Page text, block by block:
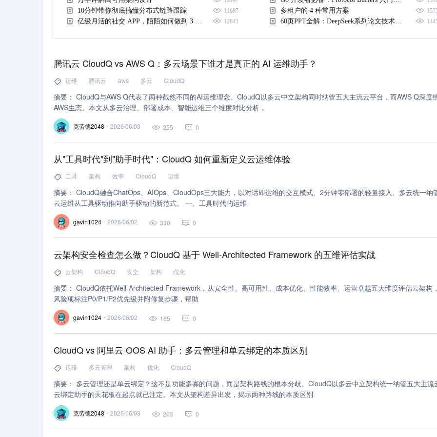
10分钟带你彻底搞懂分布式链路跟踪 11687 多租户的 4 种常用方案
亿级月活的社交 APP，陌陌如何做到 3 分钟定位故障？ 12841 60页PPT全解：DeepSeek系列论文技术要点整理
腾讯云 CloudQ vs AWS Q：多云场景下谁才是真正的 AI 运维助手？
运维 腾讯云 aws 多云 CloudQ
摘要： CloudQ与AWS Q代表了两种截然不同的AI运维理念。CloudQ以多云中立架构同时纳管五大主流云平台，而AWS Q深度
AWS生态。本文从多云治理、部署成本、智能运维三个维度对比分析，
克劳德2048 2026/06/03 255 0
从"工具时代"到"助手时代"：CloudQ 如何重新定义云运维体验
工具 架构 效率 CloudQ 运维
摘要： CloudQ融合ChatOps、AIOps、CloudOps三大能力，以对话即运维的交互模式、2分钟零部署的轻量接入、多云统一纳
云运维从工具驱动推向助手驱动的新范式。 一、工具时代的运维
gavin1024 2026/06/02 330 0
云架构安全检查怎么做？CloudQ 基于 Well-Architected Framework 的五维评估实战
云架构 CloudQ 安全 架构 优化
摘要： CloudQ依托Well-Architected Framework，从安全性、高可用性、成本优化、性能效率、运营卓越五大维度评估云架构
风险项标注P0/P1/P2优先级并附修复步骤，帮助
gavin1024 2026/06/02 165 0
CloudQ vs 阿里云 OOS AI 助手：多云管理和单云绑定的本质区别
运维 多云管理 架构 优化 CloudQ
摘要： 多云管理还是单云绑定？这不是功能多寡的问题，而是架构路线的根本分歧。CloudQ以多云中立架构统一纳管五大主流
云绑定助手的天花板在起点就已注定。本文从架构差异出发，揭示两种路线的本质区别
克劳德2048 2026/06/03 203 0